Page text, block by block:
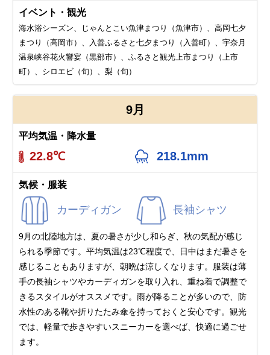
イベント・観光
海水浴シーズン、じゃんとこい魚津まつり（魚津市）、高岡七夕
まつり（高岡市）、入善ふるさと七夕まつり（入善町）、宇奈月
温泉峡谷花火響宴（黒部市）、ふるさと観光上市まつり（上市
町）、シロエビ（旬）、梨（旬）
9月
平均気温・降水量
22.8℃ 218.1mm
気候・服装
カーディガン 長袖シャツ
9月の北陸地方は、夏の暑さが少し和らぎ、秋の気配が感じ
られる季節です。平均気温は23℃程度で、日中はまだ暑さを
感じることもありますが、朝晩は涼しくなります。服装は薄
手の長袖シャツやカーディガンを取り入れ、重ね着で調整で
きるスタイルがオススメです。雨が降ることが多いので、防
水性のある靴や折りたたみ傘を持っておくと安心です。観光
では、軽量で歩きやすいスニーカーを選べば、快適に過ごせ
ます。